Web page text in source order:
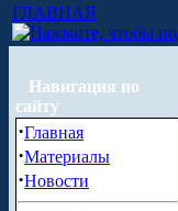
ГЛАВНАЯ
Навигация по
сайту
·Главная
·Материалы
·Новости